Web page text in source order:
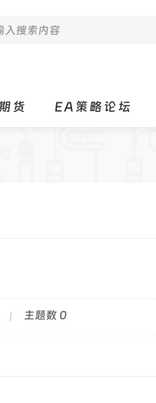
货 EA策略论坛
| 主题数 0